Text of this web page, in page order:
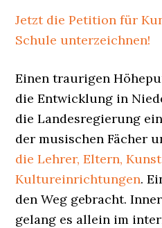
Jetzt die Petition für
Schule unterzeichnen!
Einen traurigen
die Entwicklung in
die Landesregierung
der musischen Fächer
die Lehrer, Eltern,
Kultureinrichtungen.
den Weg gebracht.
gelang es allein im